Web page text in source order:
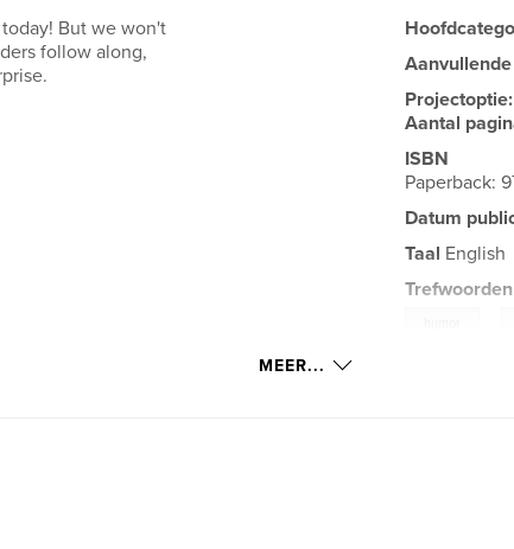
But we won't
follow along,
Aantal
ISBN
Paperback:
Datum
Taal English
Trefwoorden
MEER...